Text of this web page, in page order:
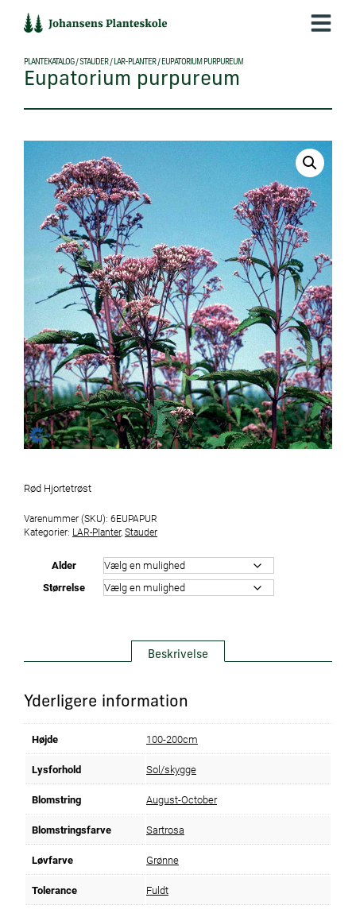
indholdet
PLANTEKATALOG/STAUDER/ LAR-PLANTER/ EUPATORIUM PURPUREUM
Eupatorium purpureum
Rød Hjortetrøst
Varenummer (SKU): 6EUPAPUR
Kategorier: LAR-Planter, Stauder
Alder
Størrelse
Beskrivelse
Yderligere information
Højde 100-200cm
Lysforhold Sol/skygge
Blomstring August-October
Blomstringsfarve Sartrosa
Løvfarve Grønne
Tolerance Fuldt